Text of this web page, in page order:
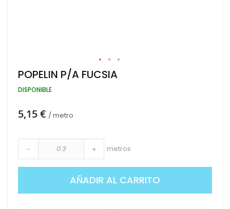
Saltar
al
comienzo
galería
POPELIN P/A FUCSIA
DISPONIBLE
5,15 € / metro
- + metros
AÑADIR AL CARRITO